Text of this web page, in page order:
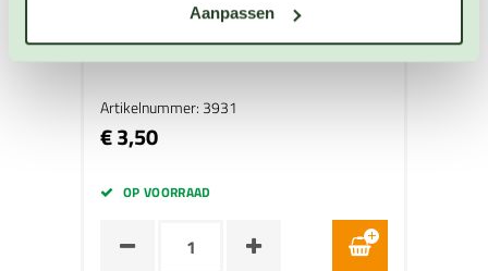
Aanpassen
Zinnia Lilliput mixed
Artikelnummer: 3931
€ 3,50
OP VOORRAAD